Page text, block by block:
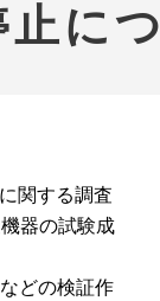
に
関する調査
器の試験成
どの検証作